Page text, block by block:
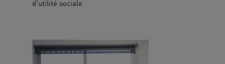
d'utilité sociale